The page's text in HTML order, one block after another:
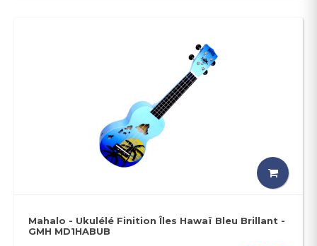
Mahalo - Ukulélé Finition Îles Hawaï Bleu Brillant -
GMH MD1HABUB